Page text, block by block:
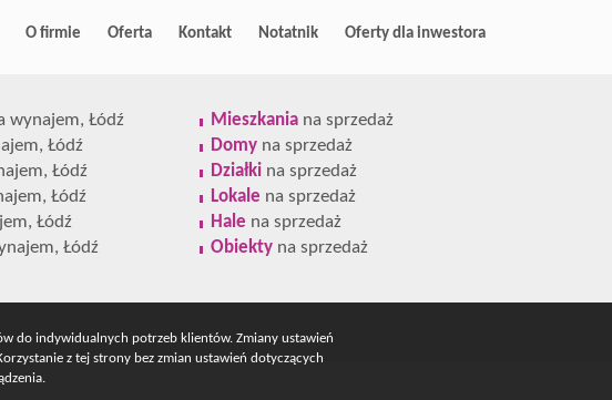
O firmie Oferta Kontakt Notatnik Oferty dla inwestora
wynajem, Łódź
Łódź
Łódź
Łódź
Łódź
Łódź
Mieszkania na sprzedaż
Domy na sprzedaż
Działki na sprzedaż
Lokale na sprzedaż
Hale na sprzedaż
Obiekty na sprzedaż
do indywidualnych potrzeb klientów. Zmiany ustawień
z tej strony bez zmian ustawień dotyczących